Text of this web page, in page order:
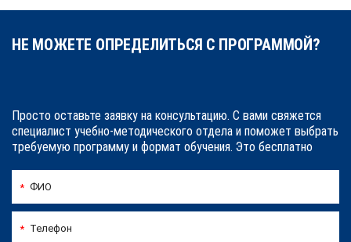
НЕ МОЖЕТЕ ОПРЕДЕЛИТЬСЯ С ПРОГРАММОЙ?
Просто оставьте заявку на консультацию. С вами свяжется
специалист учебно-методического отдела и поможет выбрать
требуемую программу и формат обучения. Это бесплатно
* ФИО
* Телефон